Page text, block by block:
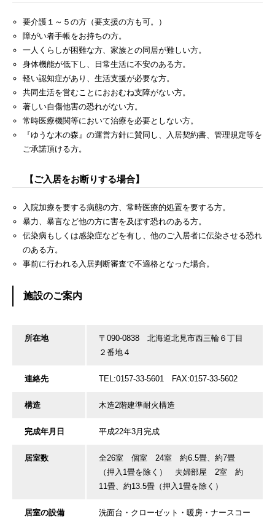
要介護１～５の方（要支援の方も可。）
障がい者手帳をお持ちの方。
一人くらしが困難な方、家族との同居が難しい方。
身体機能が低下し、日常生活に不安のある方。
軽い認知症があり、生活支援が必要な方。
共同生活を営むことにおおむね支障がない方。
著しい自傷他害の恐れがない方。
常時医療機関等において治療を必要としない方。
『ゆうな木の森』の運営方針に賛同し、入居契約書、管理規定等を
ご承諾頂ける方。
【ご入居をお断りする場合】
入院加療を要する病態の方、常時医療的処置を要する方。
暴力、暴言など他の方に害を及ぼす恐れのある方。
伝染病もしくは感染症などを有し、他のご入居者に伝染させる恐れ
のある方。
事前に行われる入居判断審査で不適格となった場合。
施設のご案内
所在地
〒090-0838 北海道北見市西三輪６丁目
２番地４
連絡先 TEL:0157-33-5601 FAX:0157-33-5602
構造 木造2階建準耐火構造
完成年月日 平成22年3月完成
居室数
全26室 個室 24室 約6.5畳、約7畳
（押入1畳を除く） 夫婦部屋 2室 約
11畳、約13.5畳（押入1畳を除く）
居室の設備
洗面台・クローゼット・暖房・ナースコー